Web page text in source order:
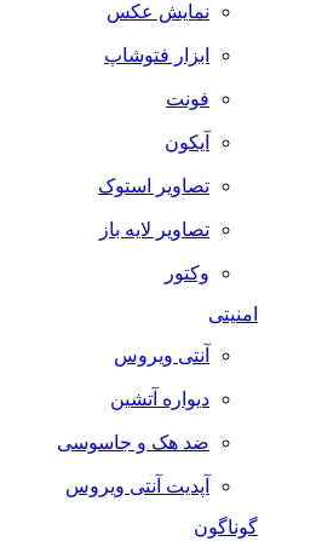
نمایش عکس
ابزار فتوشاپ
فونت
آیکون
تصاویر استوک
تصاویر لایه باز
وکتور
امنیتی
آنتی ویروس
دیواره آتشین
ضد هک و جاسوسی
آپدیت آنتی ویروس
گوناگون